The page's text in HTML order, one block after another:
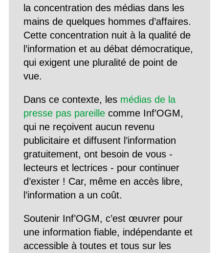
la concentration des médias dans les
mains de quelques hommes d’affaires.
Cette concentration nuit à la qualité de
l’information et au débat démocratique,
qui exigent une pluralité de point de
vue.
Dans ce contexte, les médias de la
presse pas pareillecomme Inf’OGM,
qui ne reçoivent aucun revenu
publicitaire et diffusent l’information
gratuitement, ont besoin de vous -
lecteurs et lectrices - pour continuer
d’exister ! Car, même en accès libre,
l’information a un coût.
Soutenir Inf’OGM, c’est œuvrer pour
une information fiable, indépendante et
accessible à toutes et tous sur les